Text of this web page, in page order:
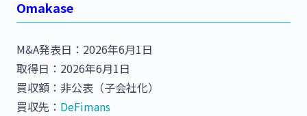
Omakase
M&A発表日：2026年6月1日
取得日：2026年6月1日
買収額：非公表（子会社化）
買収先： DeFimans